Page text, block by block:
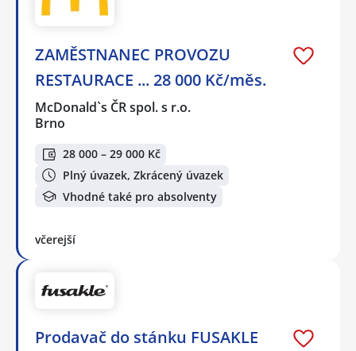
ZAMĚSTNANEC PROVOZU
RESTAURACE ... 28 000 Kč/měs.
McDonald`s ČR spol. s r.o.
Brno
28 000 – 29 000 Kč
Plný úvazek, Zkrácený úvazek
Vhodné také pro absolventy
včerejší
Prodavač do stánku FUSAKLE